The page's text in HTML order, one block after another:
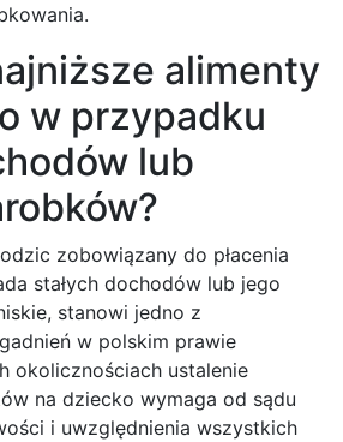
alimenty
w przypadku
lub
zobowiązany do płacenia
stałych dochodów lub jego
stanowi jedno z
w polskim prawie
okolicznościach ustalenie
na dziecko wymaga od sądu
i uwzględnienia wszystkich